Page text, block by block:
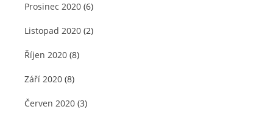
Prosinec 2020 (6)
Listopad 2020 (2)
Říjen 2020 (8)
Září 2020 (8)
Červen 2020 (3)